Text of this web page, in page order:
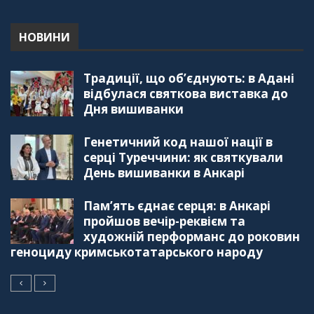
НОВИНИ
Традиції, що об’єднують: в Адані
відбулася святкова виставка до
Дня вишиванки
Генетичний код нашої нації в
серці Туреччини: як святкували
День вишиванки в Анкарі
Пам’ять єднає серця: в Анкарі
пройшов вечір-реквієм та
художній перформанс до роковин
геноциду кримськотатарського народу